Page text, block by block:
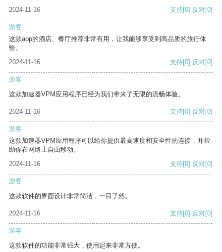
2024-11-16 支持[0] 反对[0]
游客
这款app的酒店、餐厅推荐非常有用，让我能够享受到高品质的旅行体
验。
2024-11-16
支持[0] 反对[0]
游客
这款加速器VPM应用程序已经为我们带来了无限的流畅体验。
2024-11-16 支持[0] 反对[0]
游客
这款加速器VPM应用程序可以给你提供最高速度和安全性的连接，并帮
助你在网络上自由移动。
2024-11-16
支持[0] 反对[0]
游客
这款软件的界面设计非常简洁，一目了然。
2024-11-16 支持[0] 反对[0]
游客
这款软件的功能非常强大，使用起来非常方便。